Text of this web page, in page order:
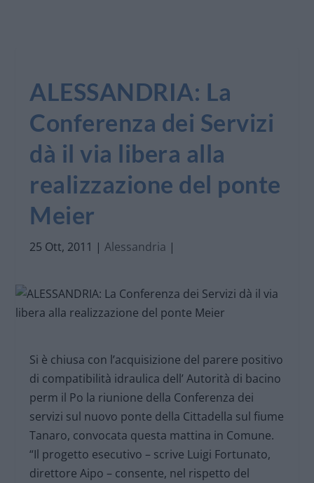
ALESSANDRIA: La
Conferenza dei Servizi
dà il via libera alla
realizzazione del ponte
Meier
25 Ott, 2011 |Alessandria |
Si è chiusa con l’acquisizione del parere positivo
di compatibilità idraulica dell’ Autorità di bacino
perm il Po la riunione della Conferenza dei
servizi sul nuovo ponte della Cittadella sul fiume
Tanaro, convocata questa mattina in Comune.
“Il progetto esecutivo – scrive Luigi Fortunato,
direttore Aipo – consente, nel rispetto del